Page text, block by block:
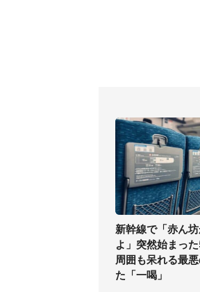
新幹線で「赤ん
よ」突然始まっ
周囲も呆れる最
た「一喝」